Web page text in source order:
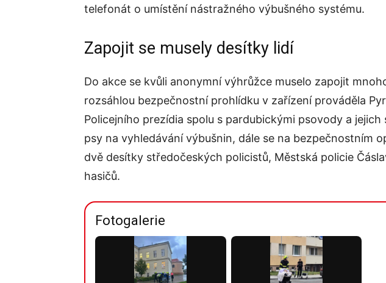
telefonát o umístění nástražného výbušného systému.
Zapojit se musely desítky lidí
Do akce se kvůli anonymní výhrůžce muselo zapojit
rozsáhlou bezpečnostní prohlídku v zařízení prováděla
Policejního prezídia spolu s pardubickými psovody a
psy na vyhledávání výbušnin, dále se na bezpečnostním
dvě desítky středočeských policistů, Městská policie
hasičů.
Fotogalerie